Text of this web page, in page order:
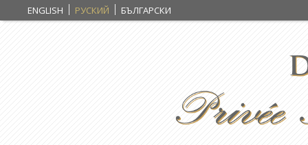
ENGLISH РУСКИЙ БЪЛГАРСКИ